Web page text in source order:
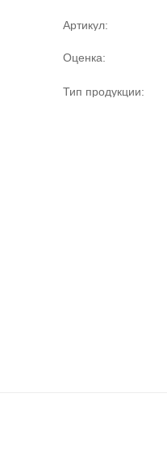
Артикул:
Оценка:
Тип продукции: